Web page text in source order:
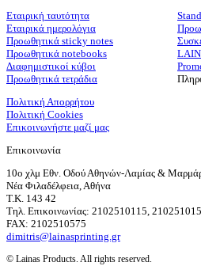
Εταιρική ταυτότητα
Εταιρικά ημερολόγια
Προωθητικά sticky notes
Προωθητικά notebooks
Διαφημιστικοί κύβοι
Προωθητικά τετράδια
Πολιτική Απορρήτου
Πολιτική Cookies
Επικοινωνήστε μαζί μας
Επικοινωνία
10ο χλμ Εθν. Οδού Αθηνών-Λαμίας &
Νέα Φιλαδέλφεια, Αθήνα
T.K. 143 42
Τηλ. Επικοινωνίας: 2102510115,
FAX: 2102510575
dimitris@lainasprinting.gr
© Lainas Products. All rights reserved.